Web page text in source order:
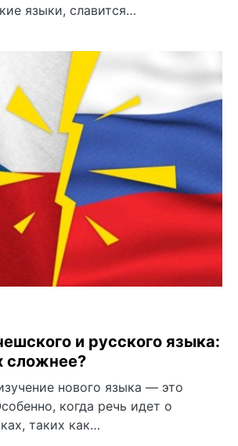
языки, славится…
и русского языка:
сложнее?
нового языка — это
когда речь идет о
таких как…